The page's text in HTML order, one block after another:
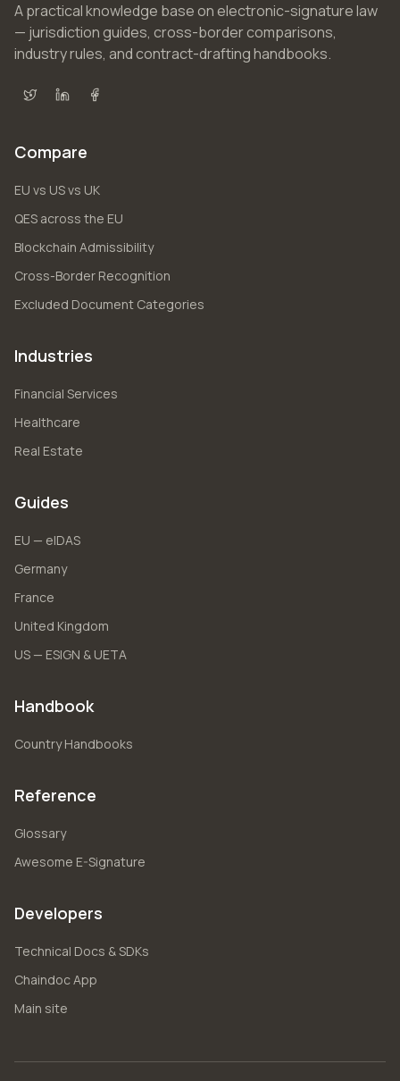
A practical knowledge base on electronic-signature law
— jurisdiction guides, cross-border comparisons,
industry rules, and contract-drafting handbooks.
X (Twitter)
LinkedInFacebook
Compare
EU vs US vs UK
QES across the EU
Blockchain Admissibility
Cross-Border Recognition
Excluded Document Categories
Industries
Financial Services
Healthcare
Real Estate
Guides
EU — eIDAS
Germany
France
United Kingdom
US — ESIGN & UETA
Handbook
Country Handbooks
Reference
Glossary
Awesome E-Signature
Developers
Technical Docs & SDKs
Chaindoc App
Main site